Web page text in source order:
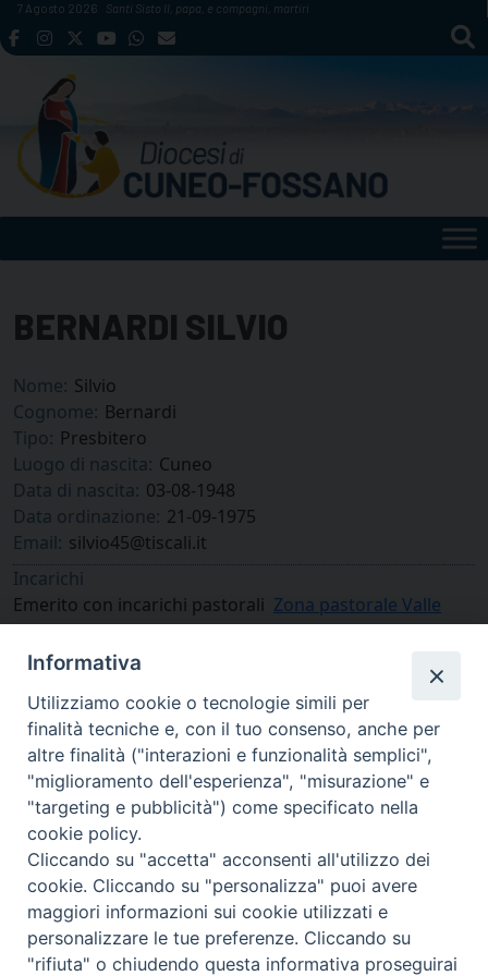
Skip
to
7 Agosto 2026 Santi Sisto II, papa, e compagni, martiri
BERNARDI SILVIO
Nome: Silvio
Cognome: Bernardi
Tipo: Presbitero
Luogo di nascita: Cuneo
Data di nascita: 03-08-1948
Data ordinazione: 21-09-1975
Email: silvio45@tiscali.it
Incarichi
Emerito con incarichi pastorali Zona pastorale Valle
Stura
via Amedeo Rossi, 28 - 12100 Cuneo
segreteriagenerale@diocesicuneofossano.it
c.f. 96017380047
Informativa
Utilizziamo cookie o tecnologie simili per
finalità tecniche e, con il tuo consenso, anche per
altre finalità ("interazioni e funzionalità semplici",
"miglioramento dell'esperienza", "misurazione" e
"targeting e pubblicità") come specificato nella
cookie policy.
Cliccando su "accetta" acconsenti all'utilizzo dei
cookie. Cliccando su "personalizza" puoi avere
maggiori informazioni sui cookie utilizzati e
personalizzare le tue preferenze. Cliccando su
"rifiuta" o chiudendo questa informativa proseguirai